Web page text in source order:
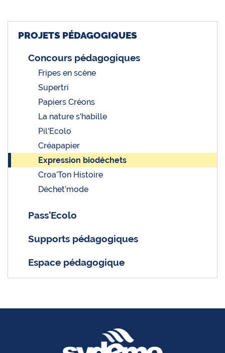
PROJETS PÉDAGOGIQUES
Concours pédagogiques
Fripes en scène
Supertri
Papiers Créons
La nature s'habille
Pil'Ecolo
Créapapier
Expression biodéchets
Croa’Ton Histoire
Déchet’mode
Pass'Ecolo
Supports pédagogiques
Espace pédagogique